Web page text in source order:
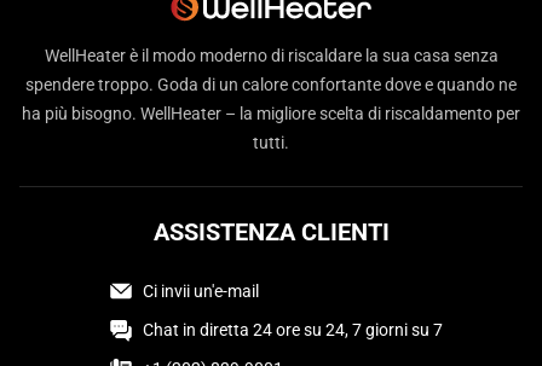
WellHeater è il modo moderno di riscaldare la sua casa senza
spendere troppo. Goda di un calore confortante dove e quando ne
ha più bisogno. WellHeater – la migliore scelta di riscaldamento per
tutti.
ASSISTENZA CLIENTI
Ci invii un'e-mail
Chat in diretta 24 ore su 24, 7 giorni su 7